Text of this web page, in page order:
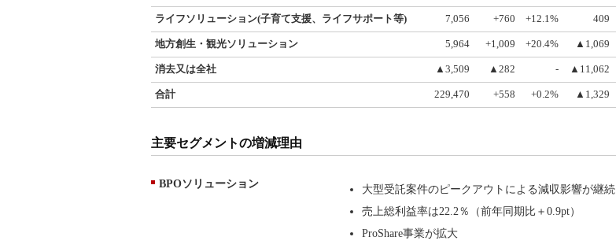
ライフソリューション(子育て支援、ライフサポート等) 7,056 +760 +12.1% 409
地方創生・観光ソリューション 5,964 +1,009 +20.4% ▲1,069
消去又は全社 ▲3,509 ▲282 - ▲11,062
合計 229,470 +558 +0.2% ▲1,329
主要セグメントの増減理由
BPOソリューション
大型受託案件のピークアウトによる減収影響が継続
売上総利益率は22.2％（前年同期比＋0.9pt）
ProShare事業が拡大